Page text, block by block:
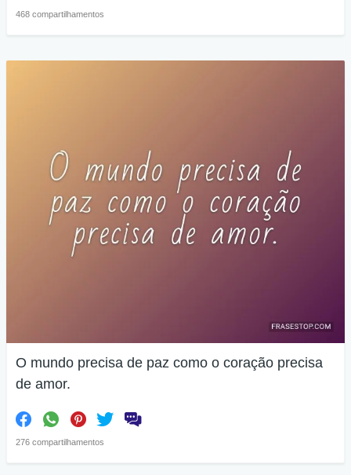
468 compartilhamentos
O mundo precisa de paz como o coração precisa
de amor.
276 compartilhamentos